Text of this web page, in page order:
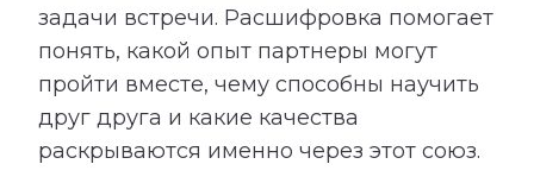
задачи встречи. Расшифровка помогает
понять, какой опыт партнеры могут
пройти вместе, чему способны научить
друг друга и какие качества
раскрываются именно через этот союз.